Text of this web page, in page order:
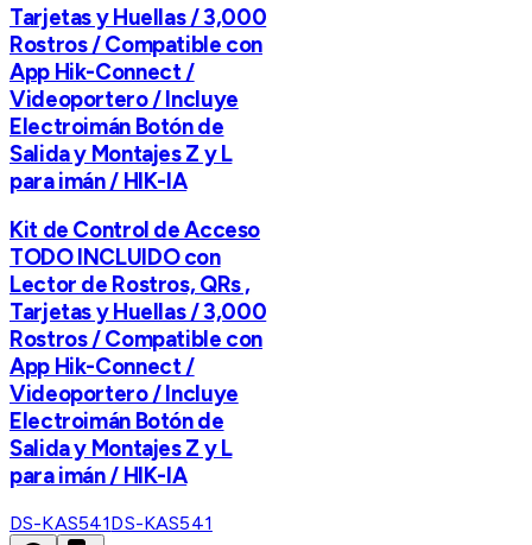
Tarjetas y Huellas / 3,000
Rostros / Compatible con
App Hik-Connect /
Videoportero / Incluye
Electroimán Botón de
Salida y Montajes Z y L
para imán / HIK-IA
Kit de Control de Acceso
TODO INCLUIDO con
Lector de Rostros, QRs ,
Tarjetas y Huellas / 3,000
Rostros / Compatible con
App Hik-Connect /
Videoportero / Incluye
Electroimán Botón de
Salida y Montajes Z y L
para imán / HIK-IA
DS-KAS541DS-KAS541